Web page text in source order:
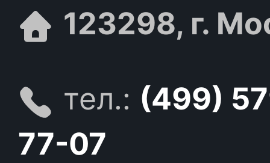
123298, г.
тел.: (499)
77-07